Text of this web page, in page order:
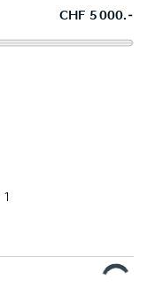
CHF 5 000.–
1